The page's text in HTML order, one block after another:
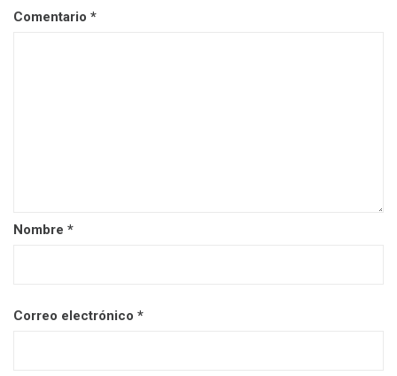
Comentario *
Nombre *
Correo electrónico *